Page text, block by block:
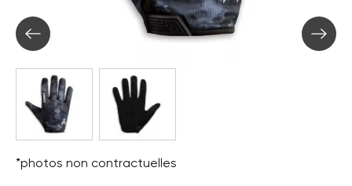
*photos non contractuelles